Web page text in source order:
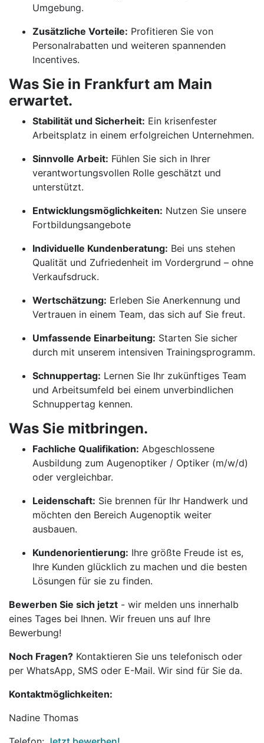
Umgebung.
Zusätzliche Vorteile: Profitieren Sie von
Personalrabatten und weiteren spannenden
Incentives.
Was Sie in Frankfurt am Main
erwartet.
Stabilität und Sicherheit: Ein krisenfester
Arbeitsplatz in einem erfolgreichen Unternehmen.
Sinnvolle Arbeit: Fühlen Sie sich in Ihrer
verantwortungsvollen Rolle geschätzt und
unterstützt.
Entwicklungsmöglichkeiten: Nutzen Sie unsere
Fortbildungsangebote
Individuelle Kundenberatung: Bei uns stehen
Qualität und Zufriedenheit im Vordergrund – ohne
Verkaufsdruck.
Wertschätzung: Erleben Sie Anerkennung und
Vertrauen in einem Team, das sich auf Sie freut.
Umfassende Einarbeitung: Starten Sie sicher
durch mit unserem intensiven Trainingsprogramm.
Schnuppertag: Lernen Sie Ihr zukünftiges Team
und Arbeitsumfeld bei einem unverbindlichen
Schnuppertag kennen.
Was Sie mitbringen.
Fachliche Qualifikation: Abgeschlossene
Ausbildung zum Augenoptiker / Optiker (m/w/d)
oder vergleichbar.
Leidenschaft: Sie brennen für Ihr Handwerk und
möchten den Bereich Augenoptik weiter
ausbauen.
Kundenorientierung: Ihre größte Freude ist es,
Ihre Kunden glücklich zu machen und die besten
Lösungen für sie zu finden.
Bewerben Sie sich jetzt - wir melden uns innerhalb
eines Tages bei Ihnen. Wir freuen uns auf Ihre
Bewerbung!
Noch Fragen? Kontaktieren Sie uns telefonisch oder
per WhatsApp, SMS oder E-Mail. Wir sind für Sie da.
Kontaktmöglichkeiten:
Nadine Thomas